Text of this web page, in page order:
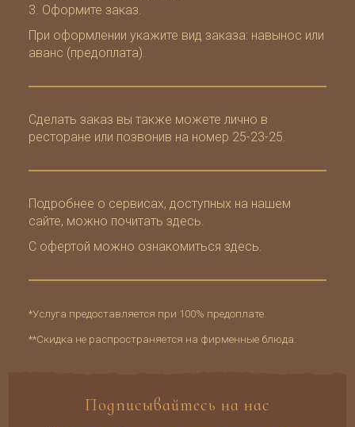
Оформитезаказ.
При оформлении укажите вид заказа: навынос или
аванс (предоплата).
Сделать заказ вы также можете лично в
ресторане или позвонив на номер 25-23-25.
Подробнее о сервисах, доступных на нашем
сайте, можно почитатьздесь.
С офертой можно ознакомитьсяздесь.
*Услуга предоставляется при 100% предоплате.
**Скидка не распространяется на фирменные блюда.
Подписывайтесь на нас